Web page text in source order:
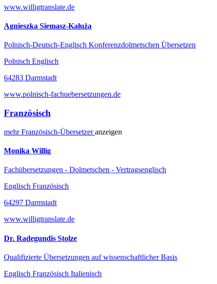
www.willigtranslate.de
Agnieszka Siemasz-Kałuża
Polnisch-Deutsch-Englisch Konferenzdolmetschen Übersetzen
Polnisch Englisch
64283 Darmstadt
www.polnisch-fachuebersetzungen.de
Französisch
mehrFranzösisch-Übersetzeranzeigen
Monika Willig
Fachübersetzungen - Dolmetschen - Vertragsenglisch
Englisch Französisch
64297 Darmstadt
www.willigtranslate.de
Dr. Radegundis Stolze
Qualifizierte Übersetzungen auf wissenschaftlicher Basis
Englisch Französisch Italienisch